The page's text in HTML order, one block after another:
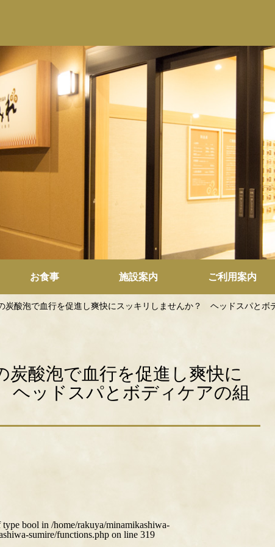
お食事 施設案内 ご利用案内
の炭酸泡で血行を促進し爽快にスッキリしませんか？ ヘッドスパと
炭酸泡で血行を促進し爽快に
ッドスパとボディケアの組
type bool in /home/rakuya/minamikashiwa-
sumire/functions.php on line 319